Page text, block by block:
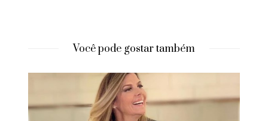
Você pode gostar também